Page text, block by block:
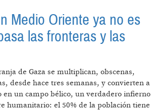
Medio Oriente ya no es
las fronteras y las
de Gaza se multiplican, obscenas,
desde hace tres semanas, y convierten a
en un campo bélico, un verdadero infierno
humanitario: el 50% de la población tiene